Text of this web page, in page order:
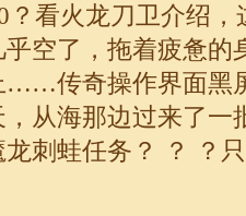
？看火龙刀卫介绍
空了，拖着疲惫的
……传奇操作界面黑
从海那边过来了一
龙刺蛙任务？ ？ ？